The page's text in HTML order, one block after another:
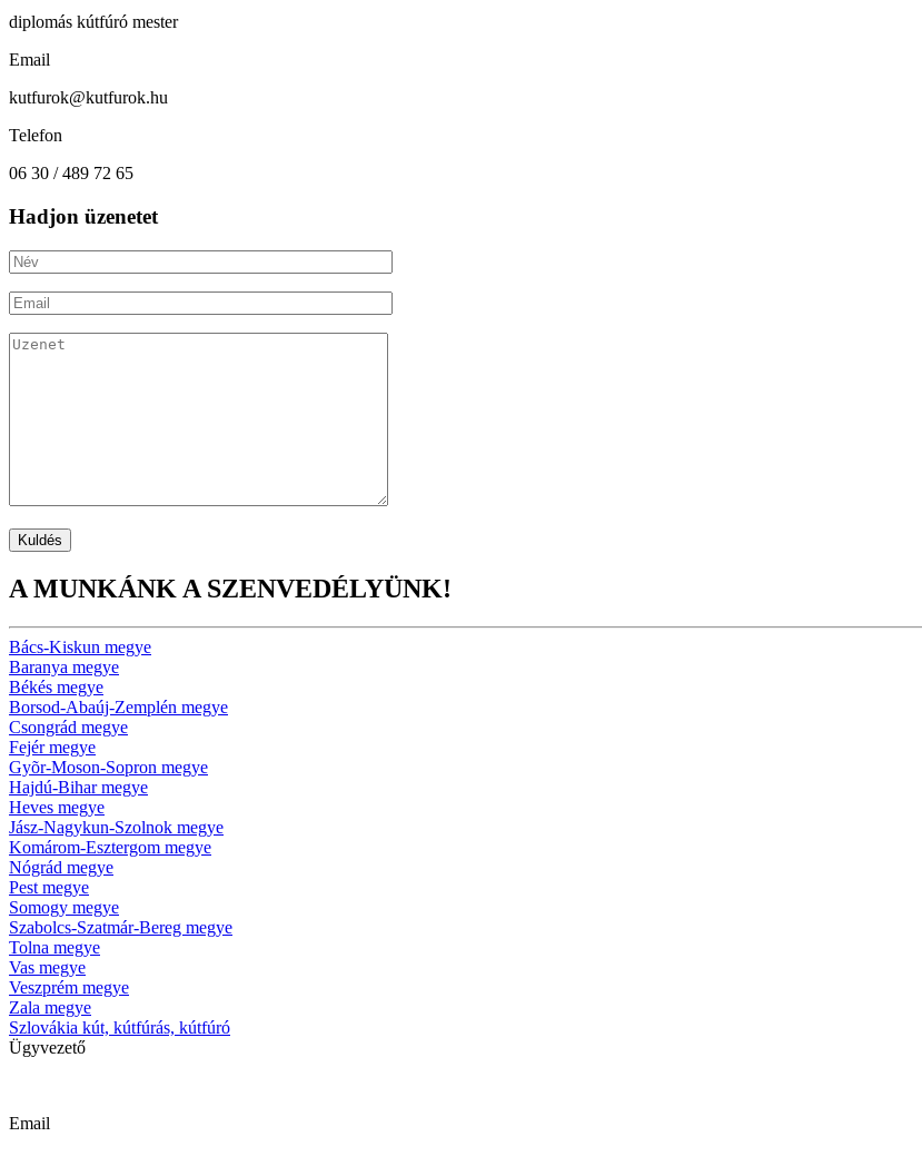
diplomás kútfúró mester
Email
kutfurok@kutfurok.hu
Telefon
06 30 / 489 72 65
Hadjon üzenetet
A MUNKÁNK A SZENVEDÉLYÜNK!
Bács-Kiskun megye
Baranya megye
Békés megye
Borsod-Abaúj-Zemplén megye
Csongrád megye
Fejér megye
Gyõr-Moson-Sopron megye
Hajdú-Bihar megye
Heves megye
Jász-Nagykun-Szolnok megye
Komárom-Esztergom megye
Nógrád megye
Pest megye
Somogy megye
Szabolcs-Szatmár-Bereg megye
Tolna megye
Vas megye
Veszprém megye
Zala megye
Szlovákia kút, kútfúrás, kútfúró
Ügyvezető
Email